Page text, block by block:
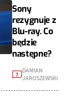
Sony
rezygnuje z
Blu-ray. Co
będzie
następne?
7
DAMIAN
JAROSZEWSKI